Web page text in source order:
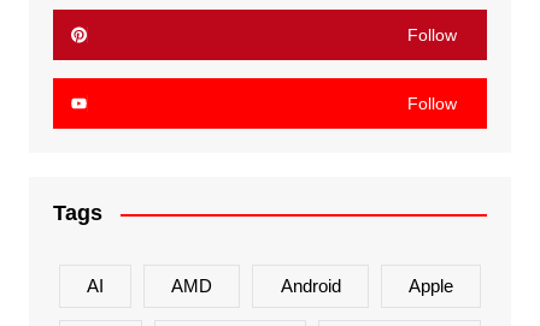
Follow
Follow
Tags
AI AMD Android Apple